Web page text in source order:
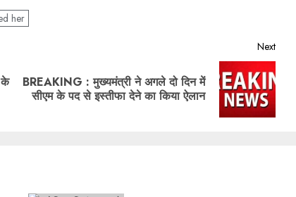
her
के
Next
BREAKING : मुख्यमंत्री ने अगले दो दिन में
सीएम के पद से इस्तीफा देने का किया ऐलान